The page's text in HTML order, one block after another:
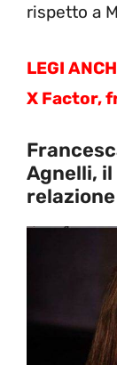
rispetto a
LEGI
X Factor,
Agnelli,
relazione